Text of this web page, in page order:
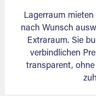
Lagerraum
nach Wunsch
Extraraum. Sie
verbindlichen
transparent,